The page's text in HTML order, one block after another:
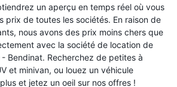
un aperçu en temps réel où vous
prix de toutes les sociétés. En raison de
nous avons des prix moins chers que
avec la société de location de
Bendinat. Recherchez de petites à
et minivan, ou louez un véhicule
et jetez un oeil sur nos offres !